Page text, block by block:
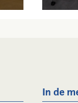
In de